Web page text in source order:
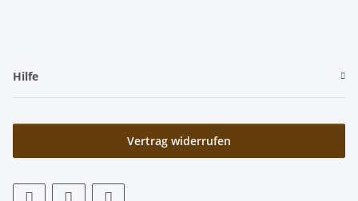
Hilfe
Vertrag widerrufen